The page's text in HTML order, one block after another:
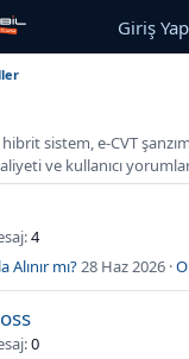
Giriş Yap
sistem, e-CVT
ve kullanıcı
4
mı?28 Haz 2026
0